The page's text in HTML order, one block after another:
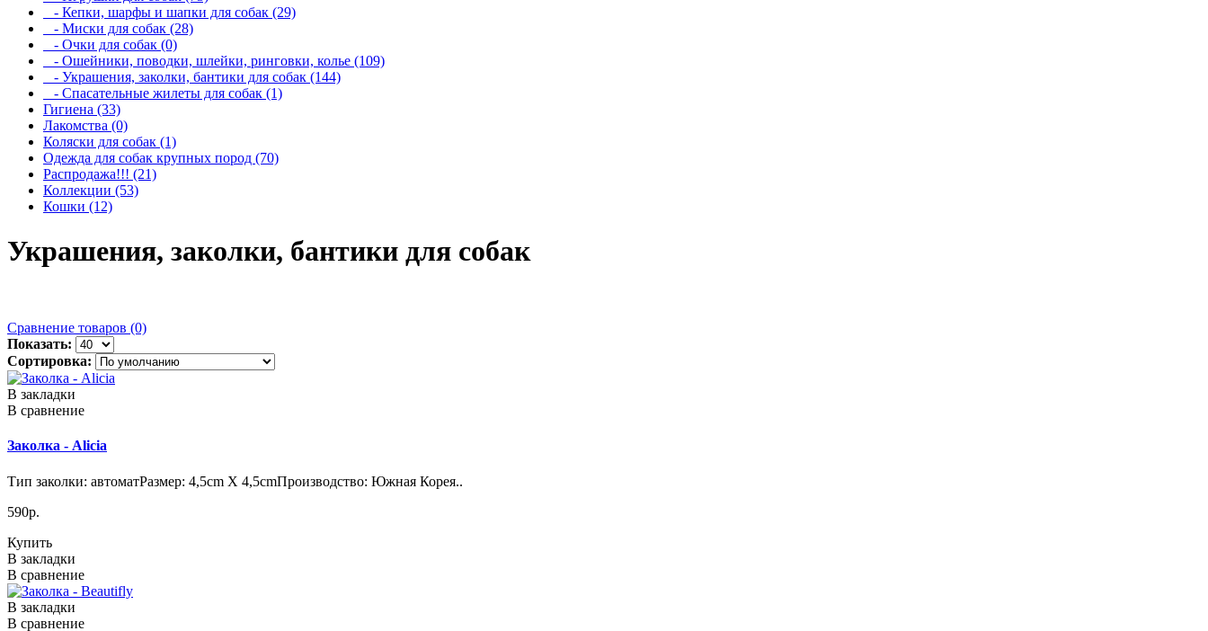
- Кепки, шарфы и шапки для собак (29)
- Миски для собак (28)
- Очки для собак (0)
- Ошейники, поводки, шлейки, ринговки, колье (109)
- Украшения, заколки, бантики для собак (144)
- Спасательные жилеты для собак (1)
Гигиена (33)
Лакомства (0)
Коляски для собак (1)
Одежда для собак крупных пород (70)
Распродажа!!! (21)
Коллекции (53)
Кошки (12)
Украшения, заколки, бантики для собак
Сравнение товаров (0)
Показать:
Сортировка:
В закладки
В сравнение
Заколка - Alicia
Тип заколки: автоматРазмер: 4,5cm X 4,5cmПроизводство: Южная Корея​​..
590р.
Купить
В закладки
В сравнение
В закладки
В сравнение